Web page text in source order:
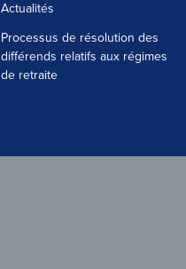
Actualités
Processus de résolution des
différends relatifs aux régimes
de retraite